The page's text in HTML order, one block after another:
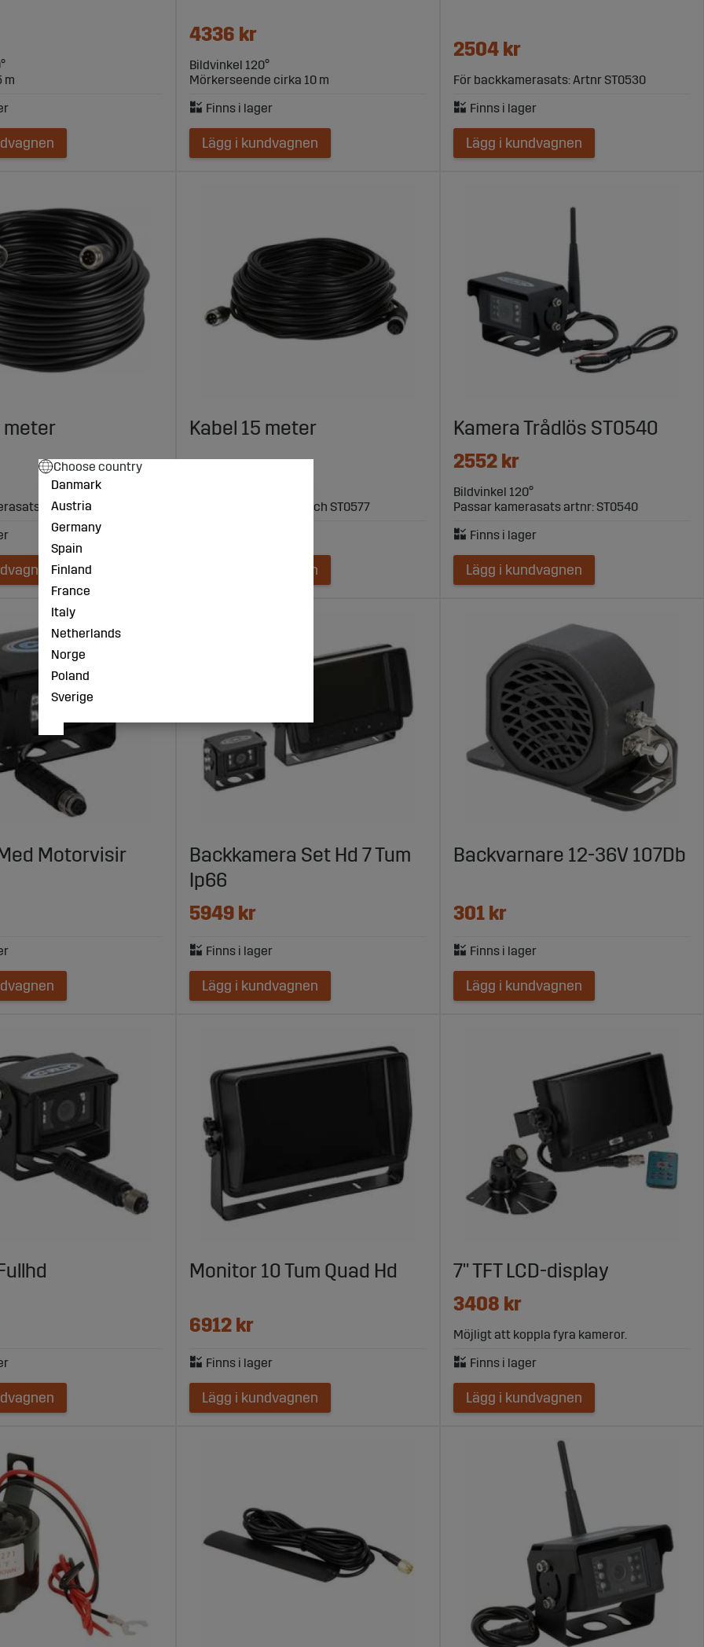
m
4336 kr
Bildvinkel 120°
Mörkerseende cirka 10 m
Lägg i kundvagnen
2504 kr
För backkamerasats: Artnr ST0530
Lägg i kundvagnen
meter
artnr: ST0520
Kabel 15 meter
Passar artnr: ST0570 och ST0577
Lägg i kundvagnen
Kamera Trådlös ST0540
2552 kr
Bildvinkel 120°
Passar kamerasats artnr: ST0540
Lägg i kundvagnen
Motorvisir
Backkamera Set Hd 7 Tum
Ip66
5949 kr
Lägg i kundvagnen
Backvarnare 12-36V 107Db
301 kr
Lägg i kundvagnen
Monitor 10 Tum Quad Hd
6912 kr
Lägg i kundvagnen
7" TFT LCD-display
3408 kr
Möjligt att koppla fyra kameror.
Lägg i kundvagnen
Choose country
Danmark
Austria
Germany
Spain
Finland
France
Italy
Netherlands
Norge
Poland
Sverige